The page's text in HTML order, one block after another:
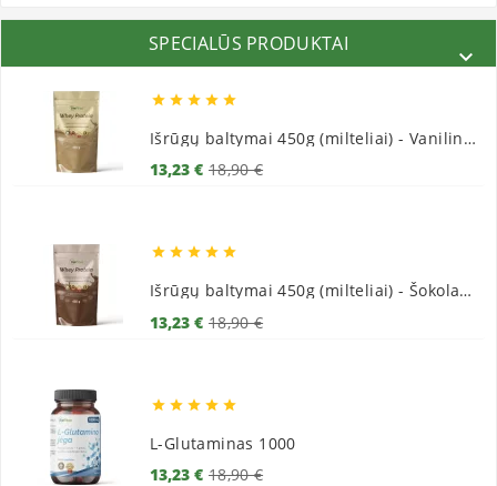
SPECIALŪS PRODUKTAI

    
Išrūgų baltymai 450g (milteliai) - Vaniliniai
13,23 € 18,90 €
    
Išrūgų baltymai 450g (milteliai) - Šokoladiniai
13,23 € 18,90 €
    
L-Glutaminas 1000
13,23 € 18,90 €